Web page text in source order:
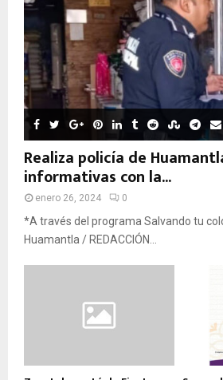
Realiza policía de
informativas con la...
enero 26, 2024 0
*A través del programa Salvando tu
Huamantla / REDACCIÓN...